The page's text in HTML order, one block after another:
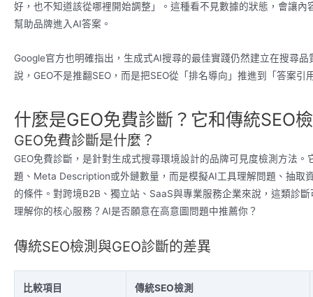
好，也不知道該從哪裡開始調整」。這種看不見數據的狀態，會讓
幫助品牌進入AI答案。
Google官方也明確指出，生成式AI搜尋的最佳實踐仍然建立在搜尋
說，GEO不是推翻SEO，而是把SEO從「排名導向」推進到「答案引
什麼是GEO免費診斷？它和傳統SEO
GEO免費診斷是什麼？
GEO免費診斷，是針對生成式搜尋環境設計的品牌可見度檢測方法
題、Meta Description或外鏈數量，而是模擬AI工具理解問題、抽取
的條件。對跨境B2B、獨立站、SaaS與專業服務企業來說，這類診
理解你的核心服務？AI是否願意在高意圖問題中推薦你？
傳統SEO檢測與GEO診斷的差異
比較項目 傳統SEO檢測